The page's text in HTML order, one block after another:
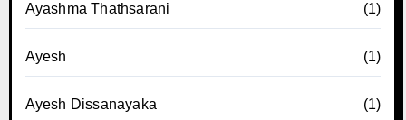
Ayashma Thathsarani (1)
Ayesh (1)
Ayesh Dissanayaka (1)